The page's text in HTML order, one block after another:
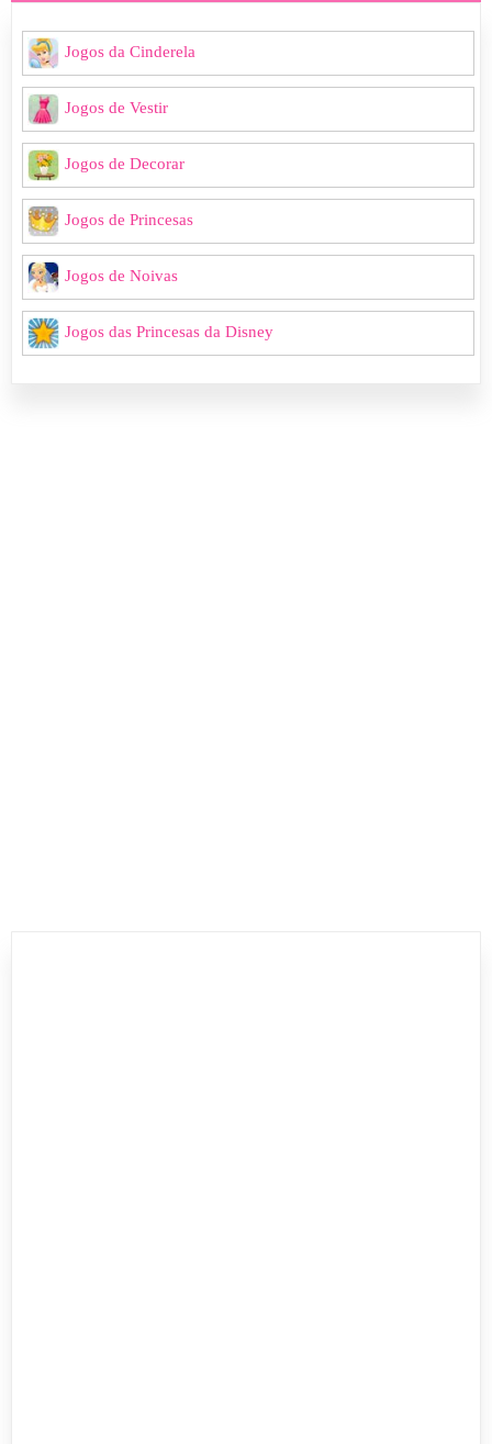
Jogos da Cinderela
Jogos de Vestir
Jogos de Decorar
Jogos de Princesas
Jogos de Noivas
Jogos das Princesas da Disney